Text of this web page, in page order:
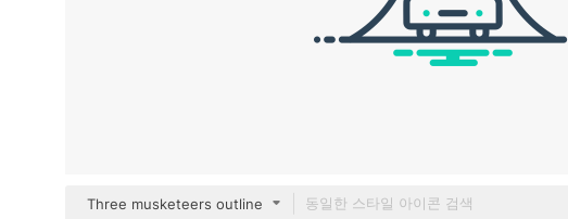
Three musketeers outline